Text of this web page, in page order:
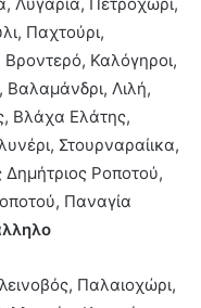
Παχτούρι,
Καλόγηροι,
Βαλαμάνδρι, Λιλή,
Βλάχα Ελάτης,
Στουρναραίικα,
Ροποτού,
Παναγία
Παλαιοχώρι,